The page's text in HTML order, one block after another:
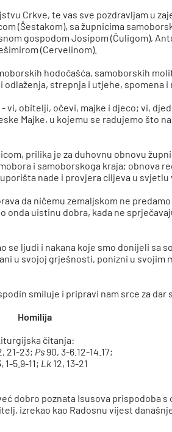
Crkve, te vas sve pozdravljam u
(Šestakom), sa župnicima
gospodom Josipom (Čuligom),
(Cervelinom).
hodočašća, samoborskih
strepnja i utjehe, spomena i
vi, obitelji, očevi, majke i djeco; vi,
Majke, u kojemu se radujemo što
prilika je za duhovnu obnovu
i samoborskoga kraja; obnova
nade i provjera ciljeva u svjetlu
da ničemu zemaljskom ne
onda uistinu dobra, kada ne
se ljudi i nakana koje smo donijeli sa
u svojoj grješnosti, ponizni u svojim
smiluje i pripravi nam srce za dar
Homilija
čitanja:
21-23; Ps 90, 3-6.12-14.17;
1-5.9-11; Lk 12, 13-21
dobro poznata Isusova prispodoba
izrekao kao Radosnu vijest